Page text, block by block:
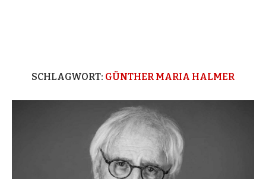
SCHLAGWORT: GÜNTHER MARIA HALMER